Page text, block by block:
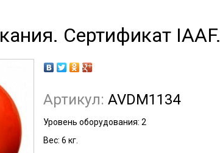
Сертификат IAAF.
Артикул: AVDM1134
Уровень оборудования: 2
Вес: 6 кг.